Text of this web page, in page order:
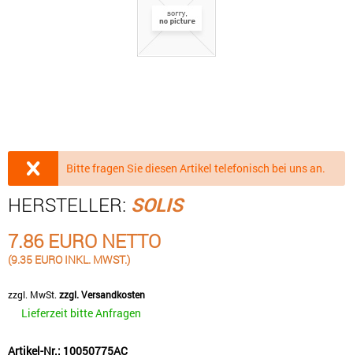
Bitte fragen Sie diesen Artikel telefonisch bei uns an.
HERSTELLER: SOLIS
7.86 EURO NETTO
(9.35 EURO INKL. MWST.)
zzgl. MwSt. zzgl. Versandkosten
Lieferzeit bitte Anfragen
Artikel-Nr.: 10050775AC